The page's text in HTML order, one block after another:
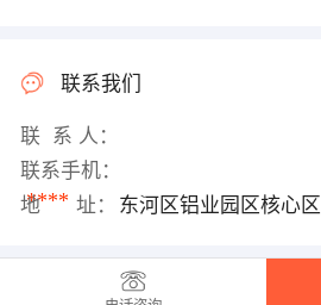
联系我们
联 系 人：
联系手机：
****
地 址： 东河区铝业园区核心区